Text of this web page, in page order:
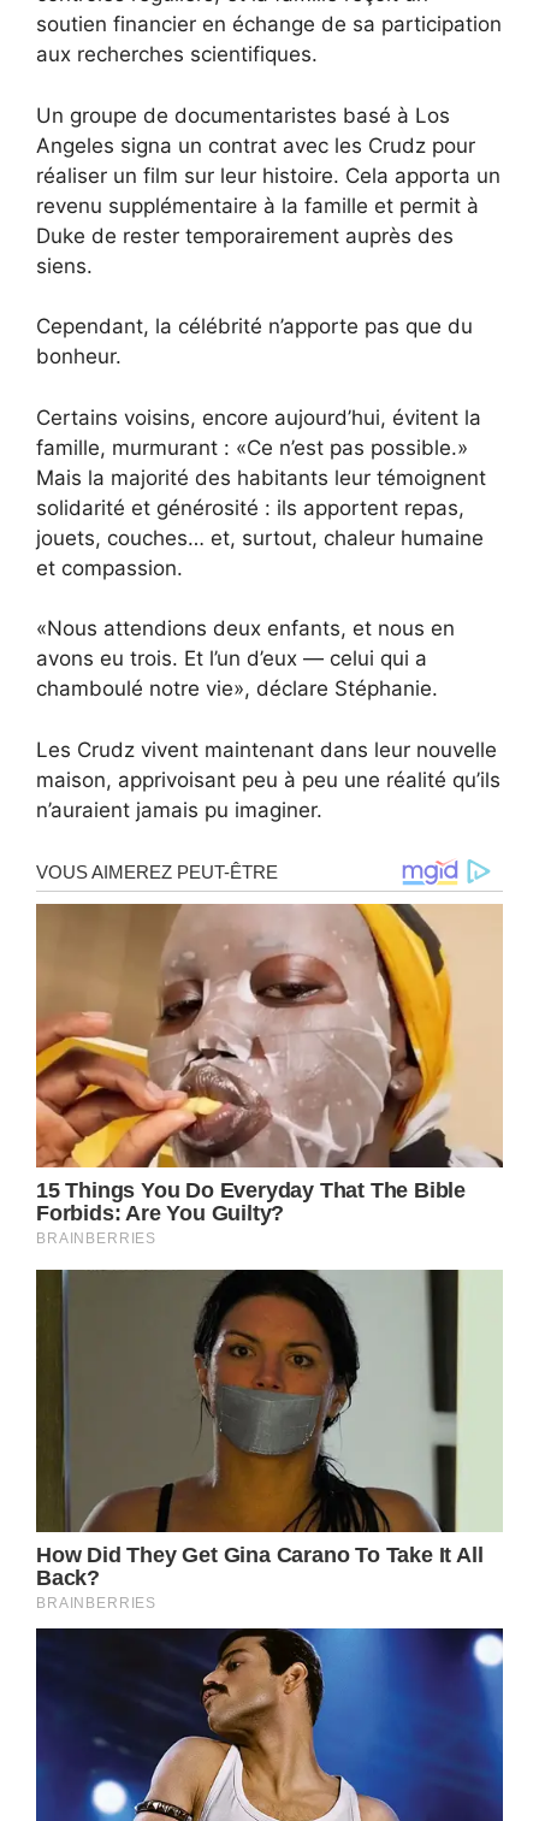
soutien financier en échange de sa participation
aux recherches scientifiques.
Un groupe de documentaristes basé à Los
Angeles signa un contrat avec les Crudz pour
réaliser un film sur leur histoire. Cela apporta un
revenu supplémentaire à la famille et permit à
Duke de rester temporairement auprès des
siens.
Cependant, la célébrité n’apporte pas que du
bonheur.
Certains voisins, encore aujourd’hui, évitent la
famille, murmurant : «Ce n’est pas possible.»
Mais la majorité des habitants leur témoignent
solidarité et générosité : ils apportent repas,
jouets, couches… et, surtout, chaleur humaine
et compassion.
«Nous attendions deux enfants, et nous en
avons eu trois. Et l’un d’eux — celui qui a
chamboulé notre vie», déclare Stéphanie.
Les Crudz vivent maintenant dans leur nouvelle
maison, apprivoisant peu à peu une réalité qu’ils
n’auraient jamais pu imaginer.